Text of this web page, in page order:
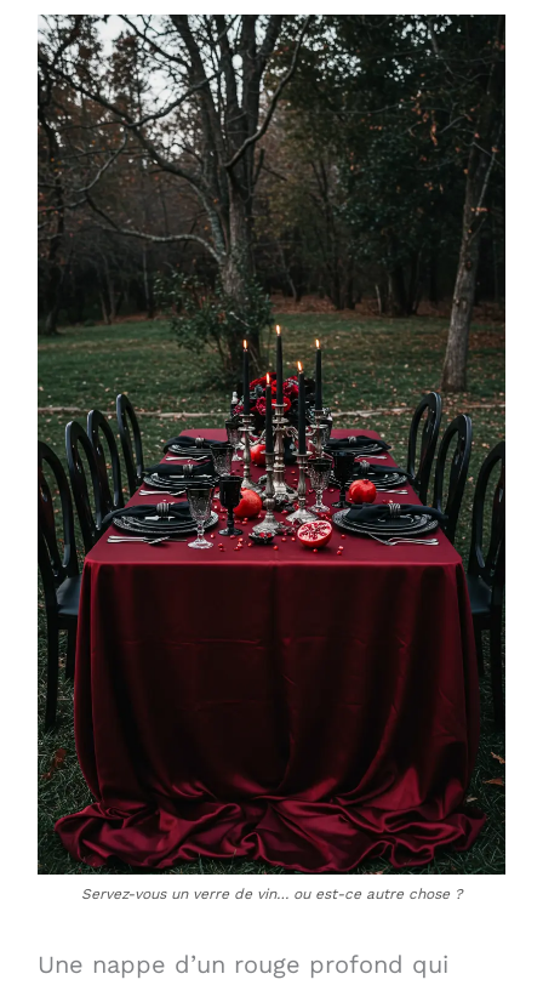
Servez-vous un verre de vin… ou est-ce autre chose ?
Une nappe d’un rouge profond qui